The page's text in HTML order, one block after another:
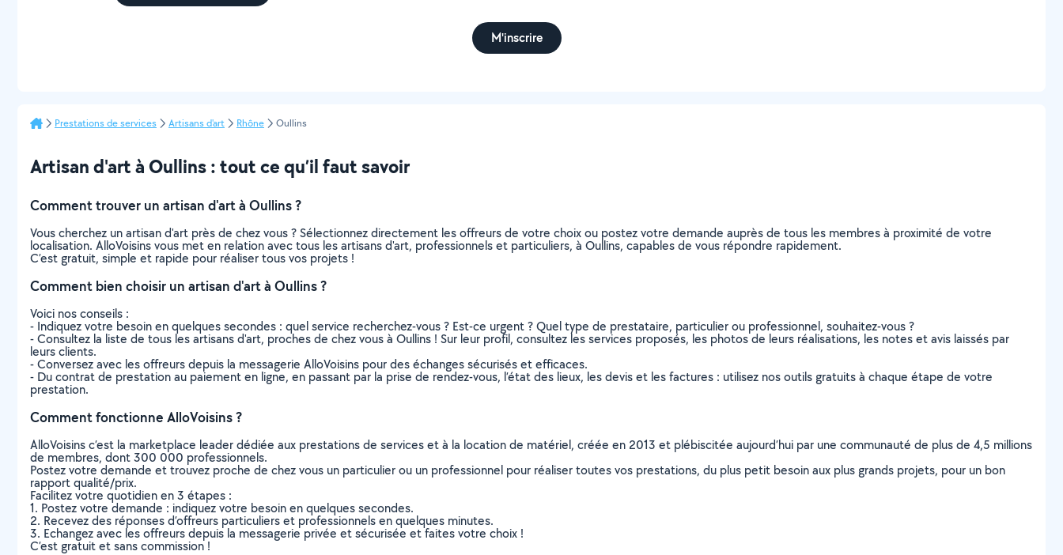
M'inscrire
Prestations de services Artisans d'art Rhône Oullins
Artisan d'art à Oullins : tout ce qu’il faut savoir
Comment trouver un artisan d'art à Oullins ?
Vous cherchez un artisan d'art près de chez vous ? Sélectionnez directement les offreurs de votre choix ou postez votre demande auprès de tous les membres à proximité de votre
localisation. AlloVoisins vous met en relation avec tous les artisans d'art, professionnels et particuliers, à Oullins, capables de vous répondre rapidement.
C’est gratuit, simple et rapide pour réaliser tous vos projets !
Comment bien choisir un artisan d'art à Oullins ?
Voici nos conseils :
- Indiquez votre besoin en quelques secondes : quel service recherchez-vous ? Est-ce urgent ? Quel type de prestataire, particulier ou professionnel, souhaitez-vous ?
- Consultez la liste de tous les artisans d'art, proches de chez vous à Oullins ! Sur leur profil, consultez les services proposés, les photos de leurs réalisations, les notes et avis laissés par
leurs clients.
- Conversez avec les offreurs depuis la messagerie AlloVoisins pour des échanges sécurisés et efficaces.
- Du contrat de prestation au paiement en ligne, en passant par la prise de rendez-vous, l’état des lieux, les devis et les factures : utilisez nos outils gratuits à chaque étape de votre
prestation.
Comment fonctionne AlloVoisins ?
AlloVoisins c’est la marketplace leader dédiée aux prestations de services et à la location de matériel, créée en 2013 et plébiscitée aujourd’hui par une communauté de plus de 4,5 millions
de membres, dont 300 000 professionnels.
Postez votre demande et trouvez proche de chez vous un particulier ou un professionnel pour réaliser toutes vos prestations, du plus petit besoin aux plus grands projets, pour un bon
rapport qualité/prix.
Facilitez votre quotidien en 3 étapes :
1. Postez votre demande : indiquez votre besoin en quelques secondes.
2. Recevez des réponses d’offreurs particuliers et professionnels en quelques minutes.
3. Echangez avec les offreurs depuis la messagerie privée et sécurisée et faites votre choix !
C’est gratuit et sans commission !